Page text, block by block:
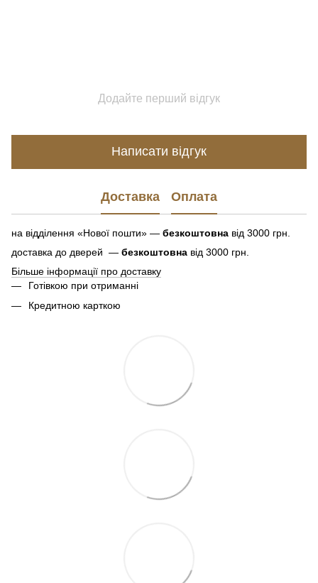
Додайте перший відгук
Написати відгук
Доставка Оплата
на відділення «Нової пошти» — безкоштовна від 3000 грн.
доставка до дверей — безкоштовна від 3000 грн.
Більше інформації про доставку
Готівкою при отриманні
Кредитною карткою